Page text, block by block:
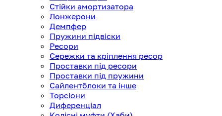
Стійки амортизатора
Лонжерони
Демпфер
Пружини підвіски
Ресори
Сережки та кріплення ресор
Проставки під ресори
Проставки під пружини
Сайлентблоки та інше
Торсіони
Диференціал